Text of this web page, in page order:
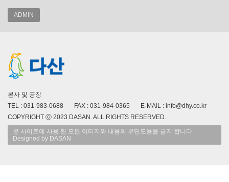
ADMIN
본사 및 공장
TEL : 031-983-0688 FAX : 031-984-0365 E-MAIL : info@dhy.co.kr
COPYRIGHT ⓒ 2023 DASAN. ALL RIGHTS RESERVED.
본 사이트에 사용 된 모든 이미지와 내용의 무단도용을 금지 합니다.
Designed by DASAN